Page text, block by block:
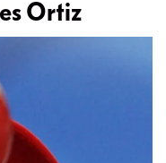
Ortiz